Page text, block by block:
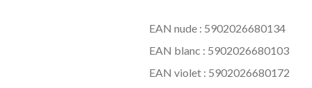
EAN blanc :5902026680103
EAN violet : 5902026680172
EAN jaune : 5902026680110